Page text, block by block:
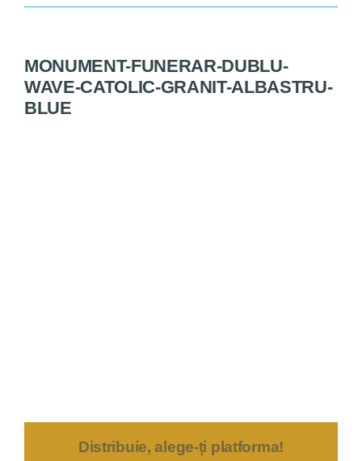
Servicii
MONUMENT-FUNERAR-DUBLU-
WAVE-CATOLIC-GRANIT-ALBASTRU-
BLUE
Distribuie, alege-ți platforma!